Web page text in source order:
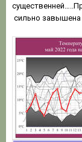
сильно завышена